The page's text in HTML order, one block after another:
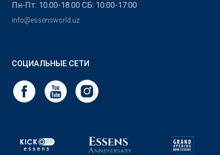
Пн-Пт: 10.00-18.00 СБ: 10:00-17:00
info@essensworld.uz
СОЦИАЛЬНЫЕ СЕТИ